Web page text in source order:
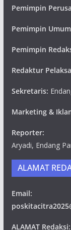
Pemimpin
Pemimpin
Pemimpin
Redaktur
Sekretaris:
Marketing &
Reporter:
Aryadi, Endang
ALAMAT
Email:
ALAMAT Redaksi: